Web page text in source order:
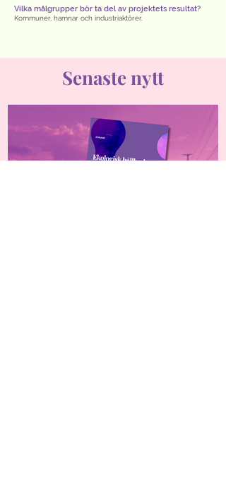
Vilka målgrupper bör ta del av projektets resultat?
Kommuner, hamnar och industriaktörer.
Senaste nytt